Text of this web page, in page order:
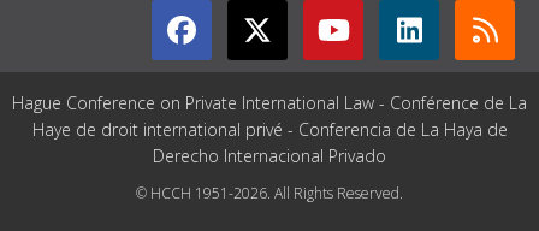
Hague Conference on Private International Law - Conférence de La
Haye de droit international privé - Conferencia de La Haya de
Derecho Internacional Privado
© HCCH 1951-2026. All Rights Reserved.